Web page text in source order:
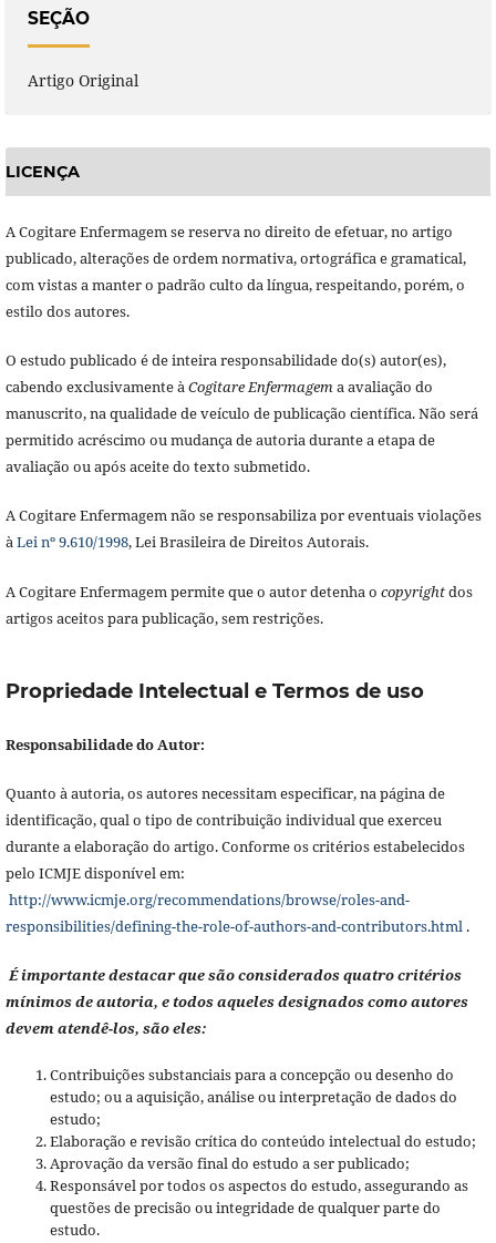
SEÇÃO
Artigo Original
LICENÇA
A Cogitare Enfermagem se reserva no direito de efetuar, no artigo
publicado, alterações de ordem normativa, ortográfica e gramatical,
com vistas a manter o padrão culto da língua, respeitando, porém, o
estilo dos autores.
O estudo publicado é de inteira responsabilidade do(s) autor(es),
cabendo exclusivamente àCogitare Enfermagema avaliação do
manuscrito, na qualidade de veículo de publicação científica. Não será
permitido acréscimo ou mudança de autoria durante a etapa de
avaliação ou após aceite do texto submetido.
A Cogitare Enfermagem não se responsabiliza por eventuais violações
àLei nº 9.610/1998, Lei Brasileira de Direitos Autorais.
A Cogitare Enfermagem permite que o autor detenha o copyrightdos
artigos aceitos para publicação, sem restrições.
Propriedade Intelectual e Termos de uso
Responsabilidade do Autor:
Quanto à autoria, os autores necessitam especificar, na página de
identificação, qual o tipo de contribuição individual que exerceu
durante a elaboração do artigo. Conforme os critérios estabelecidos
pelo ICMJE disponível em:
http://www.icmje.org/recommendations/browse/roles-and-
responsibilities/defining-the-role-of-authors-and-contributors.html .
É importante destacar que são considerados quatro critérios
mínimos de autoria, e todos aqueles designados como autores
devem atendê-los, são eles:
Contribuições substanciais para a concepção ou desenho do
estudo; ou a aquisição, análise ou interpretação de dados do
estudo;
Elaboração e revisão crítica do conteúdo intelectual do estudo;
Aprovação da versão final do estudo a ser publicado;
Responsável por todos os aspectos do estudo, assegurando as
questões de precisão ou integridade de qualquer parte do
estudo.